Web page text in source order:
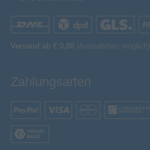
Versand ab € 0,00 (Ausnahmen möglich)
Zahlungsarten